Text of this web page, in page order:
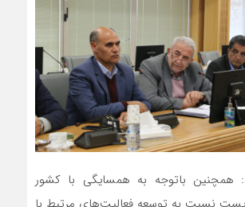
همچنین باتوجه به همسایگی با کشور